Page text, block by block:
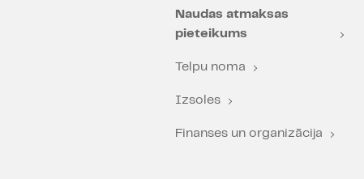
Naudas atmaksas
pieteikums
Telpu noma
Izsoles
Finanses un organizācija